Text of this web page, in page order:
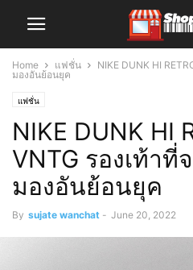
Home แฟชั่น
NIKE DUNK HI
มองอันย้อนยุค
แฟชั่น
NIKE DUNK HI
VNTG รองเท้า
มองอันย้อนยุค
By sujate wanchat - June 20, 2022